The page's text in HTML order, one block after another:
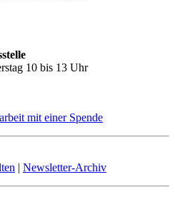
10 bis 13 Uhr
mit einer Spende
| Newsletter-Archiv